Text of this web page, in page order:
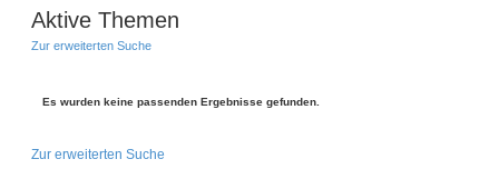
Aktive Themen
Zur erweiterten Suche
Es wurden keine passenden Ergebnisse gefunden.
Zur erweiterten Suche